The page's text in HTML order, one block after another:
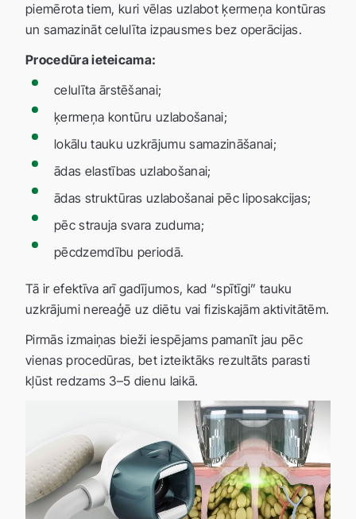
piemērota tiem, kuri vēlas uzlabot ķermeņa kontūras
un samazināt celulīta izpausmes bez operācijas.
Procedūra ieteicama:
celulīta ārstēšanai;
ķermeņa kontūru uzlabošanai;
lokālu tauku uzkrājumu samazināšanai;
ādas elastības uzlabošanai;
ādas struktūras uzlabošanai pēc liposakcijas;
pēc strauja svara zuduma;
pēcdzemdību periodā.
Tā ir efektīva arī gadījumos, kad “spītīgi” tauku
uzkrājumi nereaģē uz diētu vai fiziskajām aktivitātēm.
Pirmās izmaiņas bieži iespējams pamanīt jau pēc
vienas procedūras, bet izteiktāks rezultāts parasti
kļūst redzams 3–5 dienu laikā.